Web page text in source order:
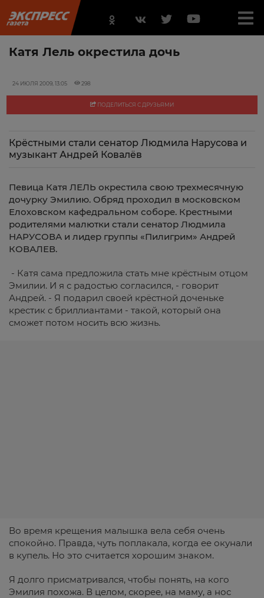
Катя Лель окрестила дочь
24 ИЮЛЯ 2009, 13:05 298
ПОДЕЛИТЬСЯ С ДРУЗЬЯМИ
Крёстными стали сенатор Людмила Нарусова и
музыкант Андрей Ковалёв
Певица Катя ЛЕЛЬ окрестила свою трехмесячную
дочурку Эмилию. Обряд проходил в московском
Елоховском кафедральном соборе. Крестными
родителями малютки стали сенатор Людмила
НАРУСОВА и лидер группы «Пилигрим» Андрей
КОВАЛЕВ.
- Катя сама предложила стать мне крёстным отцом
Эмилии. И я с радостью согласился, - говорит
Андрей. - Я подарил своей крёстной доченьке
крестик с бриллиантами - такой, который она
сможет потом носить всю жизнь.
Во время крещения малышка вела себя очень
спокойно. Правда, чуть поплакала, когда ее окунали
в купель. Но это считается хорошим знаком.
Я долго присматривался, чтобы понять, на кого
Эмилия похожа. В целом, скорее, на маму, а нос